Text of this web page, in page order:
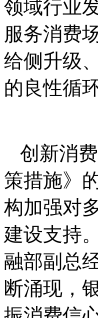
领域行业
服务消费
给侧升级
的良性循环
创新消
策措施》
构加强对
建设支持
融部副总
断涌现，